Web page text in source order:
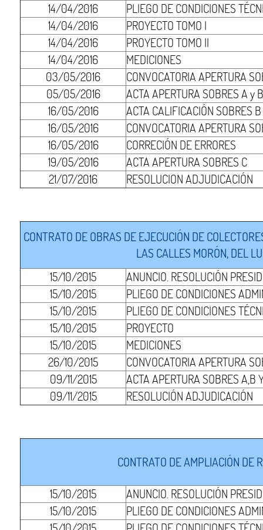
14/04/2016
PLIEGO DE CONDICIONES
14/04/2016
PROYECTO TOMO I
14/04/2016
PROYECTO TOMO II
14/04/2016
MEDICIONES
03/05/2016
CONVOCATORIA APERTURA
05/05/2016
ACTA APERTURA SOBRES A y
16/05/2016
ACTA CALIFICACIÓN SOBRES B
16/05/2016
CONVOCATORIA APERTURA
16/05/2016
CORRECIÓN DE ERRORES
19/05/2016
ACTA APERTURA SOBRES C
21/07/2016
RESOLUCION ADJUDICACIÓN
CONTRATO DE OBRAS DE EJECUCIÓN DE
LAS CALLES MORÓN, DEL
15/10/2015
ANUNCIO. RESOLUCIÓN
15/10/2015
PLIEGO DE CONDICIONES
15/10/2015
PLIEGO DE CONDICIONES
15/10/2015
PROYECTO
15/10/2015
MEDICIONES
26/10/2015
CONVOCATORIA APERTURA
09/11/2015
ACTA APERTURA SOBRES A,B
09/11/2015
RESOLUCIÓN ADJUDICACIÓN
CONTRATO DE AMPLIACIÓN DE
15/10/2015
ANUNCIO. RESOLUCIÓN
15/10/2015
PLIEGO DE CONDICIONES